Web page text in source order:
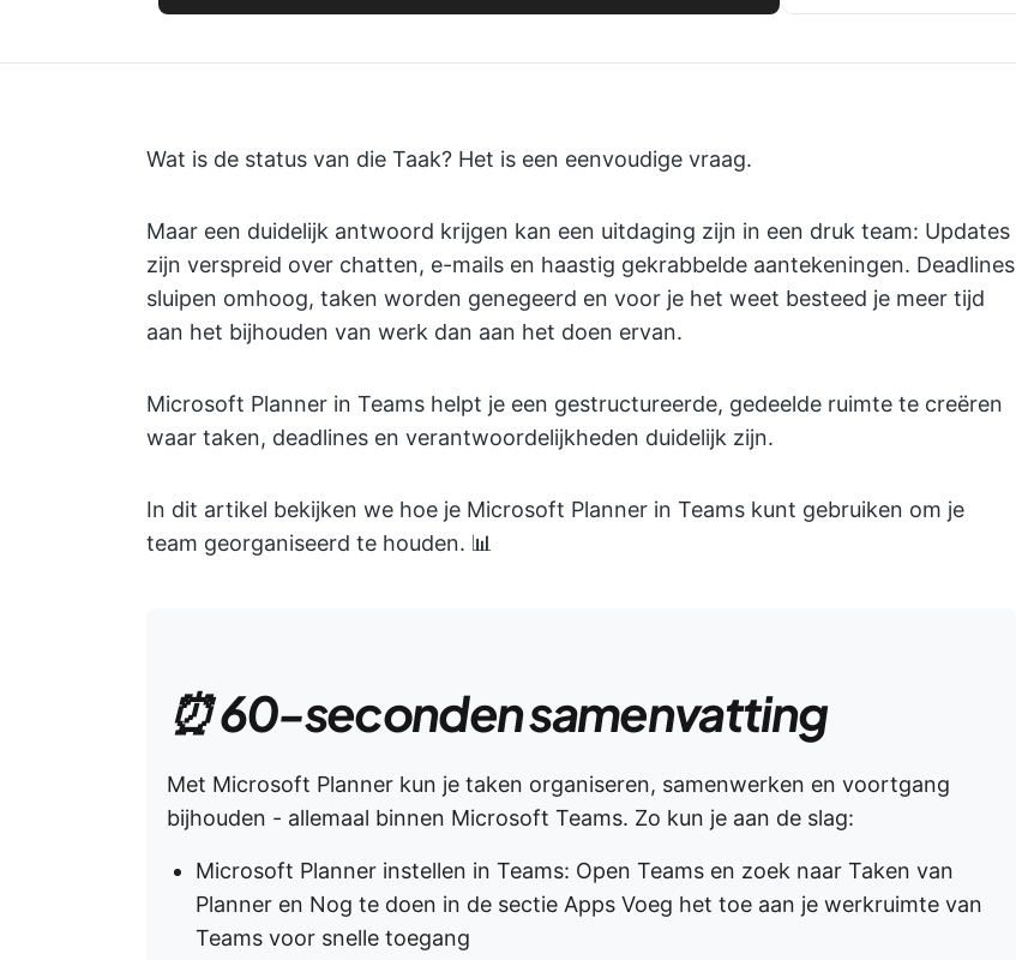
Wat is de status van die Taak? Het is een eenvoudige vraag.
Maar een duidelijk antwoord krijgen kan een uitdaging zijn in een druk team: Updates
zijn verspreid over chatten, e-mails en haastig gekrabbelde aantekeningen. Deadlines
sluipen omhoog, taken worden genegeerd en voor je het weet besteed je meer tijd
aan het bijhouden van werk dan aan het doen ervan.
Microsoft Planner in Teams helpt je een gestructureerde, gedeelde ruimte te creëren
waar taken, deadlines en verantwoordelijkheden duidelijk zijn.
In dit artikel bekijken we hoe je Microsoft Planner in Teams kunt gebruiken om je
team georganiseerd te houden. 📊
⏰ 60-seconden samenvatting
Met Microsoft Planner kun je taken organiseren, samenwerken en voortgang
bijhouden - allemaal binnen Microsoft Teams. Zo kun je aan de slag:
Microsoft Planner instellen in Teams: Open Teams en zoek naar Taken van
Planner en Nog te doen in de sectie Apps Voeg het toe aan je werkruimte van
Teams voor snelle toegang